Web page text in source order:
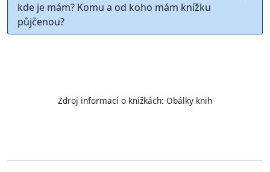
kde je mám? Komu a od koho mám knížku
půjčenou?
Zdroj informací o knížkách: Obálky knih